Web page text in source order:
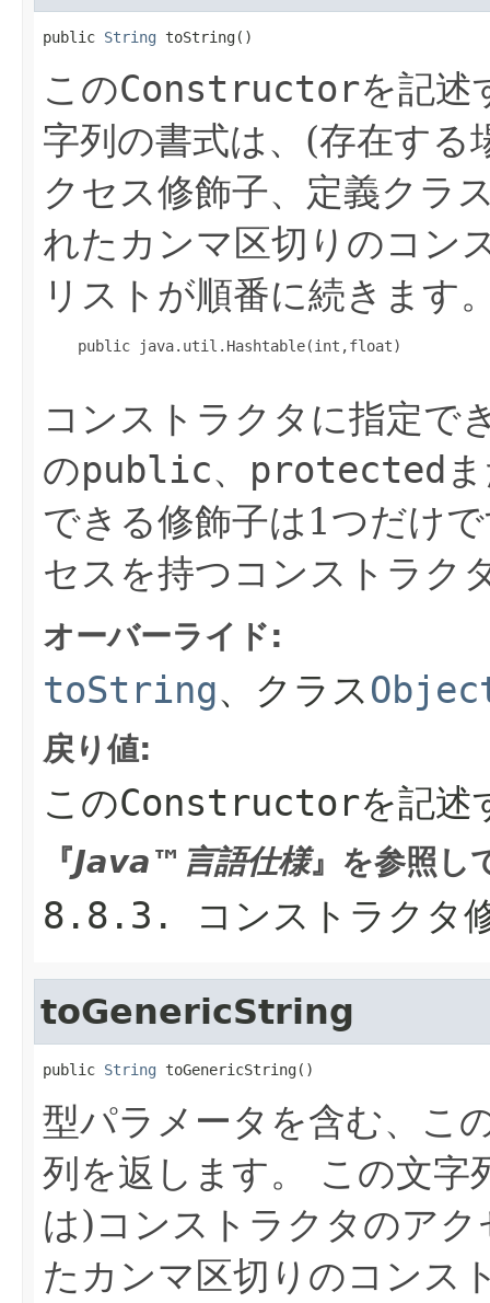
public String toString()
このConstructorを記述
字列の書式は、(存在す
クセス修飾子、定義クラ
れたカンマ区切りのコン
リストが順番に続きます
    public java.util.Hashtable(int,float)
コンストラクタに指定で
のpublic、 protected
できる修飾子は1つだけ
セスを持つコンストラク
オーバーライド:
toString、クラス
戻り値:
このConstructorを記述
『Java™言語仕様』を参照し
8.8.3. コンストラクタ
toGenericString
public String toGenericString()
型パラメータを含む、こ
列を返します。
この文字
は)コンストラクタのア
たカンマ区切りのコンス